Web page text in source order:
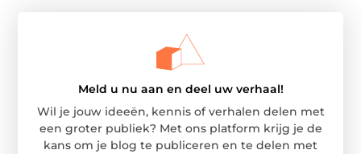
Meld u nu aan en deel uw verhaal!
Wil je jouw ideeën, kennis of verhalen delen met
een groter publiek? Met ons platform krijg je de
kans om je blog te publiceren en te delen met